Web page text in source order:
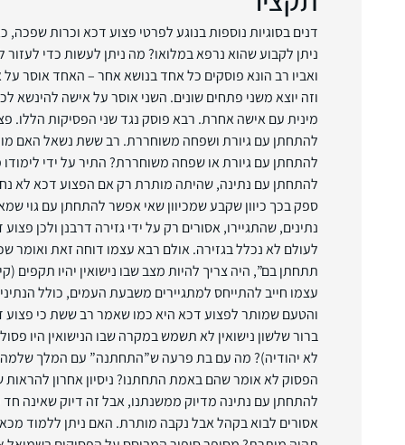
דנים בסוגיות נוספות בנוגע לפרטי פצוע דכא וכרות שפכה,
ניתן לקבוע שהוא נרפא במלואו? מה ניתן לעשות כדי
ואביו רב הונא פוסקים כל אחד בנושא אחר – האחד אוסר
וזה יוצא משני פתחים שונים. השני אוסר על אישה להינשא
מינית עם אישה אחרת. רבא פוסק נגד שני הפסיקות הללו.
להתחתן עם גיורת ושפחה משוחררת. רב ששת נשאל האם
להתחתן עם גיורת או שפחה משוחררת? התיר על ידי
להתחתן עם נתינה, שהיתה מותרת רק אם הפצוע דכא לא
ספק בכך כיוון שקבע שמכיוון שאי אפשר להתחתן עם גוי
נתינים, שהתגיירו, אסורים רק על ידי גזירה דרבנן ולכן
לעולם לא נכלל בגזירה. אולם רבא עצמו דוחה זאת
תתחתן בם”, היה צריך להיות מצב שבו נישואין יהיו תקפים
עצמו חייב להתייחס למתגיירים משבעת העמים, כולל
והטעם שמותר לפצוע דכא היא כמו שאמר רב ששת כי
ברור שלשון נישואין לא תשמש במקרה שבו הנישואין היו
לא יהודיה)? מה עם בת פרעה ש”התחתנה” עם המלך שלמה?
הפסוק לא אומר שהם באמת התחתנו? ניסיון אחרון להראות
להתחתן עם נתינה מדיוק ממשנתנו, אבל זה דיוק שאינה
אסורים לבוא בקהל אבל נקבה מותרת. האם ניתן ללמוד